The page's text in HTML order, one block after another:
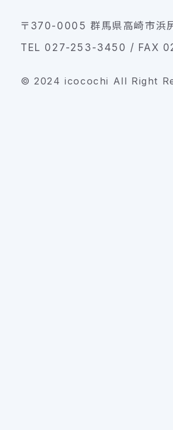
〒370-0005 群馬県高崎市浜尻
TEL 027-253-3450 / FAX
© 2024 icocochi All Right